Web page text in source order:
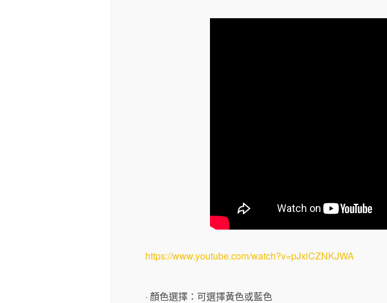
https://www.youtube.com/watch?v=pJxiCZNKJWA
· 顏色選擇：可選擇黃色或藍色